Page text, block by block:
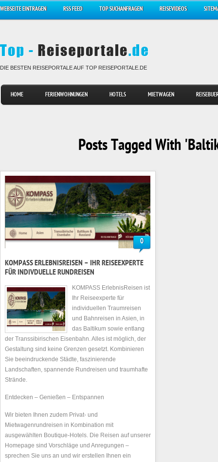
WEBSEITE EINTRAGEN RSS FEED TOP SUCHANFRAGEN REISEVIDEOS
DIE BESTEN REISEPORTALE AUF TOP REISEPORTALE.DE
HOME FERIENWOHNUNGEN HOTELS MIETWAGEN
Posts Tagged With
0
KOMPASS ERLEBNISREISEN – IHR REISEEXPERTE
FÜR INDIVDUELLE RUNDREISEN
KOMPASS ErlebnisReisen ist
Ihr Reiseexperte für
individuellen Traumreisen
und Bahnreisen in Asien, in
das Baltikum sowie entlang
der Transsibirischen Eisenbahn. Alles ist möglich, der
Gestaltung sind keine Grenzen gesetzt. Kombinieren
Sie beeindruckende Städte, faszinierende
Landschaften, spannende Rundreisen und traumhafte
Strände.
Entdecken – Genießen – Entspannen
Wir bieten Ihnen zudem Privat- und
Mietwagenrundreisen in Kombination mit
ausgewählten Boutique-Hotels. Die Reisen auf unserer
Homepage sind Vorschläge und Anregungen –
sprechen Sie uns an und wir erstellen Ihnen ein